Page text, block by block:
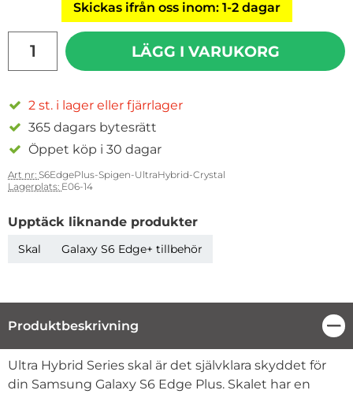
Skickas ifrån oss inom: 1-2 dagar
LÄGG I VARUKORG
2 st. i lager eller fjärrlager
365 dagars bytesrätt
Öppet köp i 30 dagar
Art nr: S6EdgePlus-Spigen-UltraHybrid-Crystal
Lagerplats: E06-14
Upptäck liknande produkter
Skal Galaxy S6 Edge+ tillbehör
Produktbeskrivning
Produktbeskrivning
Ultra Hybrid Series skal är det självklara skyddet för
din Samsung Galaxy S6 Edge Plus. Skalet har en